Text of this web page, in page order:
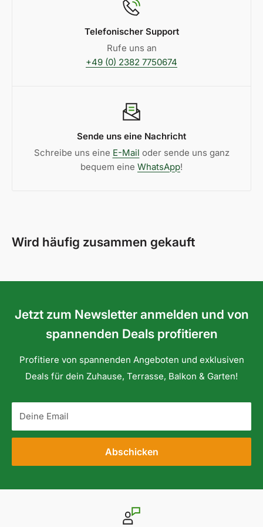
Telefonischer Support
Rufe uns an
+49 (0) 2382 7750674
Sende uns eine Nachricht
Schreibe uns eine E-Mail oder sende uns ganz
bequem eine WhatsApp!
Wird häufig zusammen gekauft
Jetzt zum Newsletter anmelden und von
spannenden Deals profitieren
Profitiere von spannenden Angeboten und exklusiven
Deals für dein Zuhause, Terrasse, Balkon & Garten!
Deine Email
Abschicken